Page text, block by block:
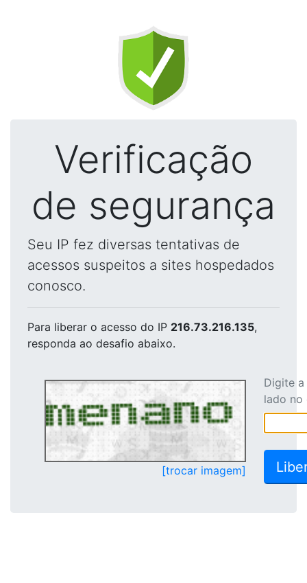
Verificação
de segurança
Seu IP fez diversas tentativas de
acessos suspeitos a sites hospedados
conosco.
Para liberar o acesso do IP 216.73.216.135,
responda ao desafio abaixo.
[trocar imagem]
Digite
lado no